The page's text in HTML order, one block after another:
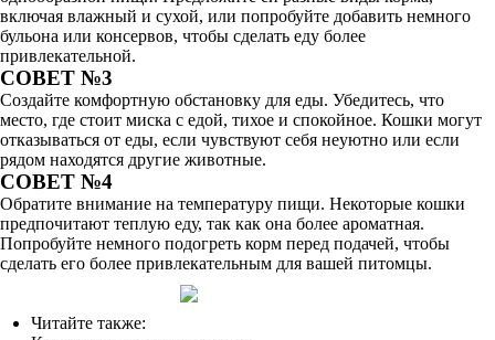
включая влажный и сухой, или попробуйте добавить немного
бульона или консервов, чтобы сделать еду более
привлекательной.
СОВЕТ №3
Создайте комфортную обстановку для еды. Убедитесь, что
место, где стоит миска с едой, тихое и спокойное. Кошки могут
отказываться от еды, если чувствуют себя неуютно или если
рядом находятся другие животные.
СОВЕТ №4
Обратите внимание на температуру пищи. Некоторые кошки
предпочитают теплую еду, так как она более ароматная.
Попробуйте немного подогреть корм перед подачей, чтобы
сделать его более привлекательным для вашей питомцы.
Читайте также: